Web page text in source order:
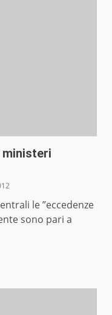
ministeri
le ”eccedenze
sono pari a